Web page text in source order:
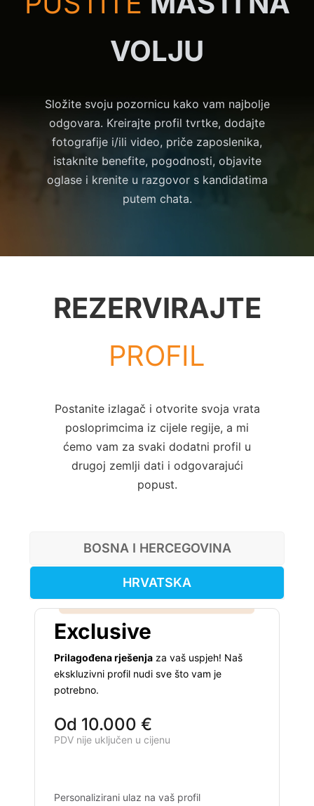
VOLJU
Složite svoju pozornicu kako vam najbolje
odgovara. Kreirajte profil tvrtke, dodajte
fotografije i/ili video, priče zaposlenika,
istaknite benefite, pogodnosti, objavite
oglase i krenite u razgovor s kandidatima
putem chata.
REZERVIRAJTE
PROFIL
Postanite izlagač i otvorite svoja vrata
posloprimcima iz cijele regije, a mi
ćemo vam za svaki dodatni profil u
drugoj zemlji dati i odgovarajući
popust.
BOSNA I HERCEGOVINA
HRVATSKA
Exclusive
Prilagođena rješenja za vaš uspjeh! Naš
ekskluzivni profil nudi sve što vam je
potrebno.
Od 10.000 €
PDV nije uključen u cijenu
Personalizirani ulaz na vaš profil